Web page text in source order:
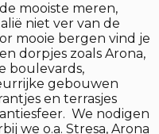
mooiste meren,
niet ver van de
mooie bergen vind je
dorpjes zoals Arona,
boulevards,
gebouwen
en terrasjes
We nodigen
we o.a. Stresa, Arona